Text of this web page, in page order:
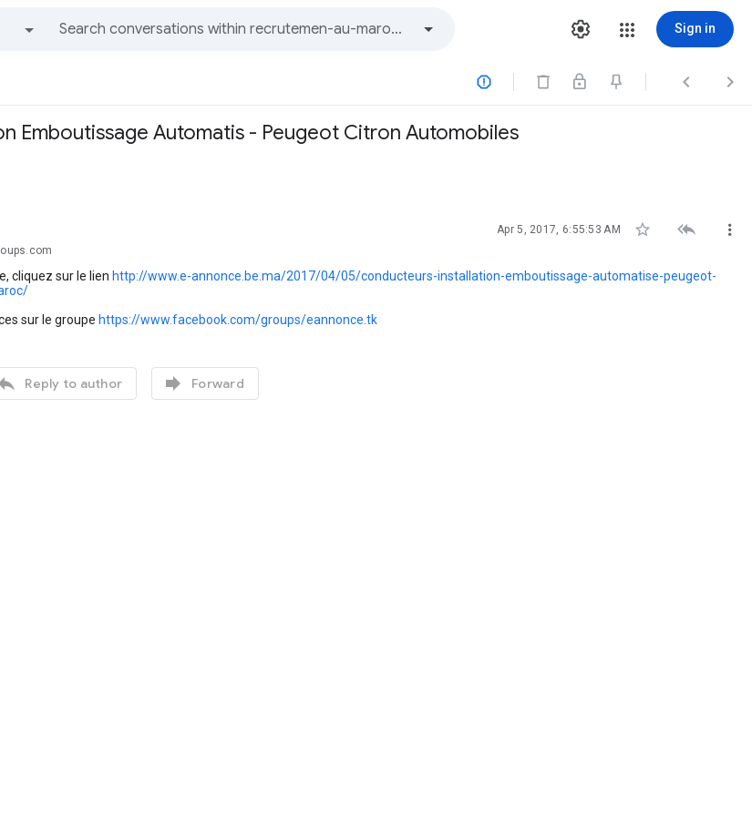
Sign in
  
Emboutissage Automatis - Peugeot Citron Automobiles
Apr 5, 2017, 6:55:53 AM   
cliquez sur le lien http://www.e-annonce.be.ma/2017/04/05/conducteurs-installation-emboutissage-automatise-peugeot-
sur le groupe https://www.facebook.com/groups/eannonce.tk
Reply to author  Forward